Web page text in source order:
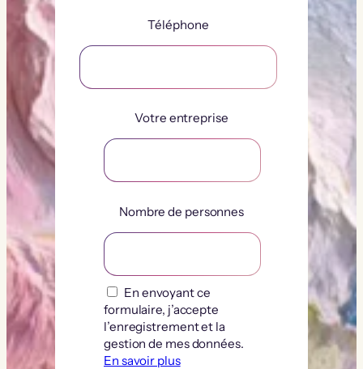
Téléphone
Votre entreprise
Nombre de personnes
En envoyant ce
formulaire, j’accepte
l’enregistrement et la
gestion de mes données.
En savoir plus